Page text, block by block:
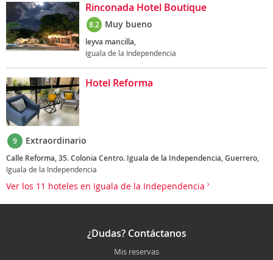
Rinconada Hotel Boutique
8.2 Muy bueno
leyva mancilla,
Iguala de la Independencia
Hotel Reforma
9 Extraordinario
Calle Reforma, 35. Colonia Centro. Iguala de la Independencia, Guerrero,
Iguala de la Independencia
Ver los 11 hoteles en Iguala de la Independencia
¿Dudas? Contáctanos
Mis reservas